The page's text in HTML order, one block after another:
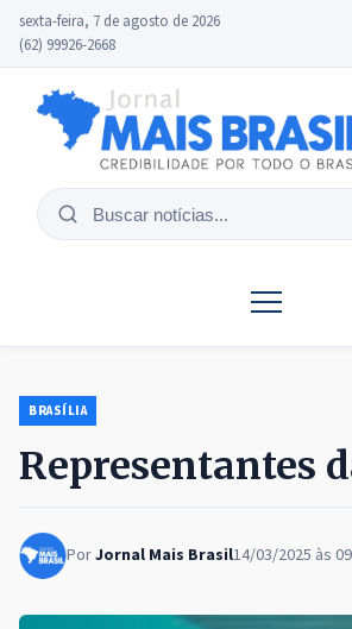
sexta-feira, 7 de agosto de 2026
(62) 99926-2668
Buscar
BRASÍLIA
Representantes
PorJornal Mais Brasil14/03/2025 às